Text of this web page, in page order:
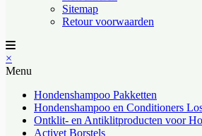
Sitemap
Retour voorwaarden
×
Menu
Hondenshampoo Pakketten
Hondenshampoo en Conditioners
Ontklit- en Antiklitproducten voor
Activet Borstels